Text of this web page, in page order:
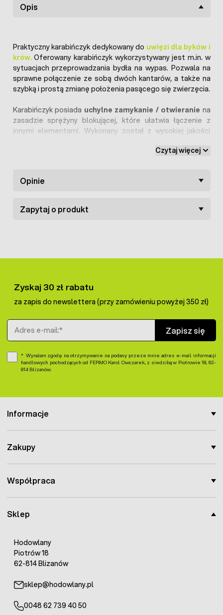
Opis
Praktyczny karabińczyk dedykowany do uwięzi dla byków i
krów.Oferowany karabińczyk wykorzystywany jest m.in. w
sytuacjach przeprowadzania bydła na wypas. Pozwala na
sprawne połączenie ze sobą dwóch kantarów, a także na
szybką i prostą zmianę położenia pasącego się zwierzęcia.
Karabińczyk posiada uchylne zamykanie / otwieranie na
zasadzie sprężyny blokującej, które ułatwia łączenie z
innymi elementami. Wykonany został z wysokiej jakości
Czytaj więcej
Opinie
Zapytaj o produkt
Sklep
Hodowlany
Piotrów 18
62-814 Blizanów
sklep@hodowlany.pl
0048 62 739 40 50
Informacje
Zakupy
Współpraca
Zyskaj 30 zł rabatu
za zapis do newslettera (przy zamówieniu powyżej 350 zł)
Adres e-mail
Zapisz się
Wyrażam zgodę na otrzymywanie na podany przeze mnie adres e-mail informacji
handlowych pochodzących od FERMO Karol Owczarek, z siedzibą w Piotrowie 18, 62-
814 Blizanów.